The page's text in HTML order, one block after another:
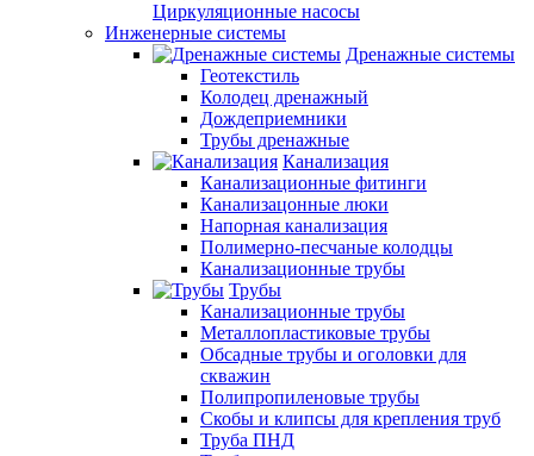
Циркуляционные насосы
Инженерные системы
Дренажные системы
Геотекстиль
Колодец дренажный
Дождеприемники
Трубы дренажные
Канализация
Канализационные фитинги
Канализацонные люки
Напорная канализация
Полимерно-песчаные колодцы
Канализационные трубы
Трубы
Канализационные трубы
Металлопластиковые трубы
Обсадные трубы и оголовки для
скважин
Полипропиленовые трубы
Скобы и клипсы для крепления труб
Труба ПНД